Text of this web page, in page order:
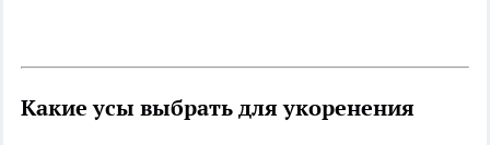
Какие усы выбрать для укоренения